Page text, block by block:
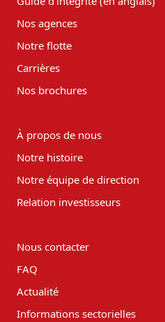
Nos agences
Notre flotte
Carrières
Nos brochures
À propos de nous
Notre histoire
Notre équipe de direction
Relation investisseurs
Nous contacter
FAQ
Actualité
Informations sectorielles